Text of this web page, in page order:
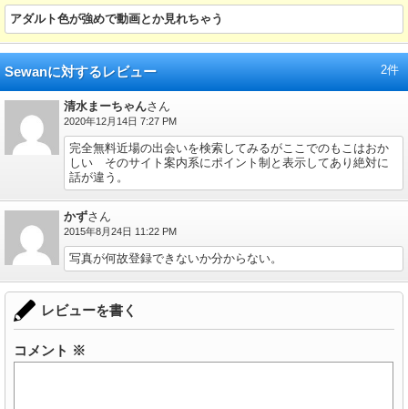
アダルト色が強めで動画とか見れちゃう
Sewanに対するレビュー 2件
清水まーちゃんさん
2020年12月14日 7:27 PM
完全無料近場の出会いを検索してみるがここでのもこはおか
しい そのサイト案内系にポイント制と表示してあり絶対に
話が違う。
かずさん
2015年8月24日 11:22 PM
写真が何故登録できないか分からない。
レビューを書く
コメント ※